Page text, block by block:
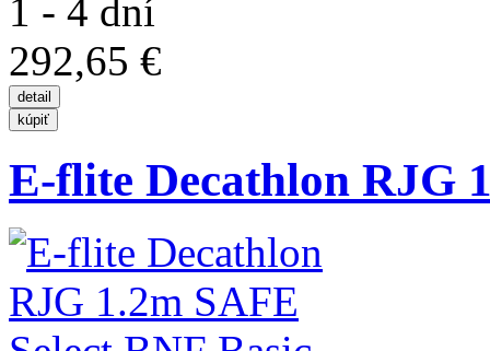
1 - 4 dní
292,65 €
E-flite Decathlon RJG